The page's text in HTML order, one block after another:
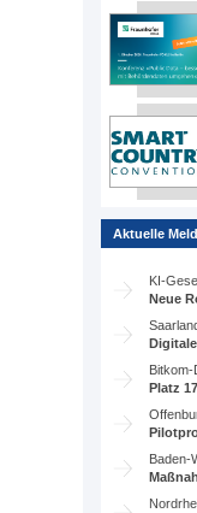
Aktuelle
KI-
Neue
Platz
Baden-